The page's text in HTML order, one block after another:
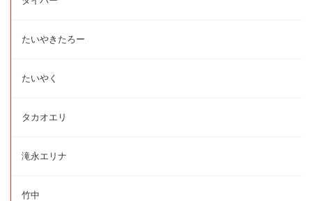
たいやきたろー
たいやく
タカオエリ
滝永エリナ
竹中